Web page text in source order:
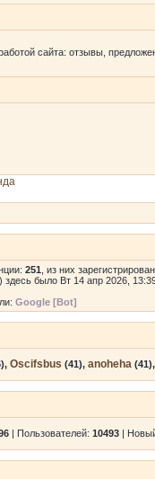
сайта: отзывы,
251 , из них
) здесь было Вт 14 апр 2026,
Google [Bot]
Oscifsbus (41), anoheha
| Пользователей: 10493 |